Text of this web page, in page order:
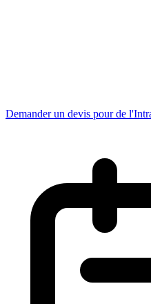
Demander un devis pour de